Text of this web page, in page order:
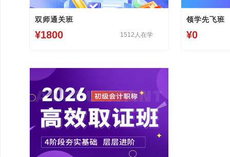
双师通关班
¥1800 1512人在学
领学先飞班
¥0